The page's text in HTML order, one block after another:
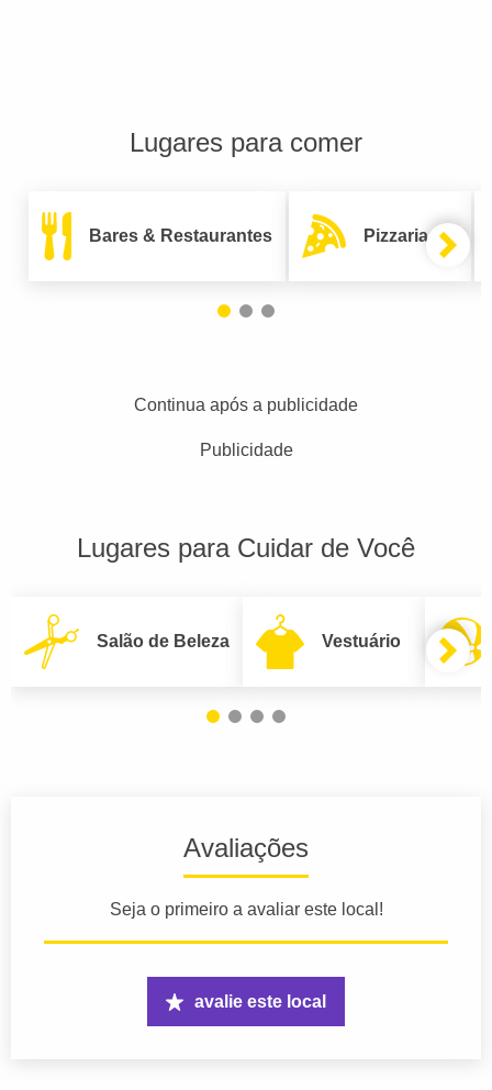
Lugares para comer
Bares & Restaurantes Pizzarias
Continua após a publicidade
Publicidade
Lugares para Cuidar de Você
Salão de Beleza Vestuário
Avaliações
Seja o primeiro a avaliar este local!
avalie este local